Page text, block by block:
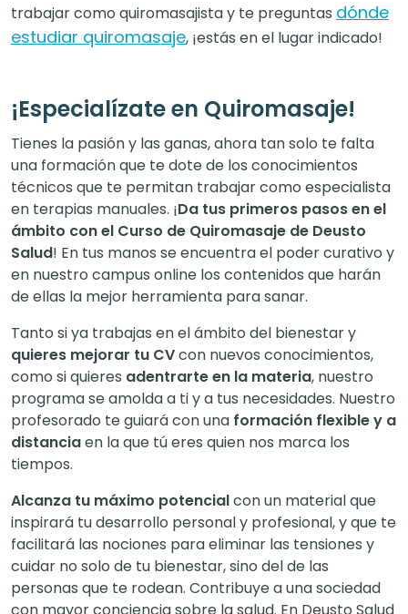
trabajar como quiromasajista y te preguntas dónde
estudiar quiromasaje, ¡estás en el lugar indicado!
¡Especialízate en Quiromasaje!
Tienes la pasión y las ganas, ahora tan solo te falta
una formación que te dote de los conocimientos
técnicos que te permitan trabajar como especialista
en terapias manuales. ¡Da tus primeros pasos en el
ámbito con el Curso de Quiromasaje de Deusto
Salud! En tus manos se encuentra el poder curativo y
en nuestro campus online los contenidos que harán
de ellas la mejor herramienta para sanar.
Tanto si ya trabajas en el ámbito del bienestar y
quieres mejorar tu CVcon nuevos conocimientos,
como si quieres adentrarte en la materia, nuestro
programa se amolda a ti y a tus necesidades. Nuestro
profesorado te guiará con una formación flexible y a
distanciaen la que tú eres quien nos marca los
tiempos.
Alcanza tu máximo potencialcon un material que
inspirará tu desarrollo personal y profesional, y que te
facilitará las nociones para eliminar las tensiones y
cuidar no solo de tu bienestar, sino del de las
personas que te rodean. Contribuye a una sociedad